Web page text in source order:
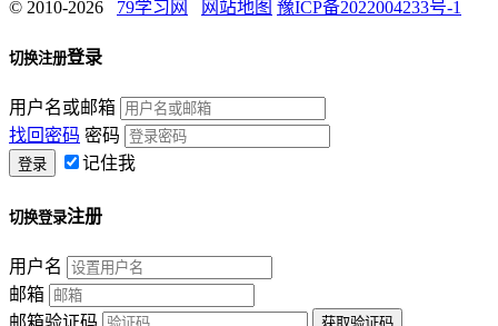
© 2010-2026 79学习网 网站地图 豫ICP备2022004233号-1
切换注册登录
用户名或邮箱
找回密码 密码
记住我
切换登录注册
用户名
邮箱
邮箱验证码